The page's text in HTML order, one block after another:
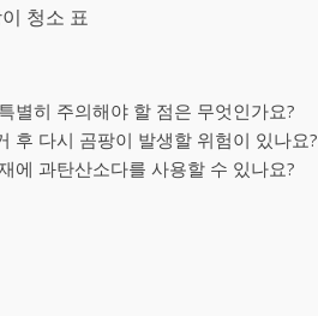
청소 표
별히 주의해야 할 점은 무엇인가요?
후 다시 곰팡이 발생할 위험이 있나요?
에 과탄산소다를 사용할 수 있나요?